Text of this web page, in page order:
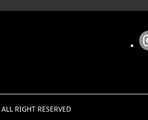
ALL RIGHT RESERVED